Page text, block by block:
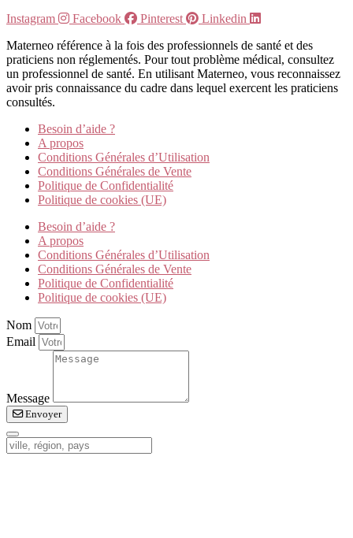
Instagram
Facebook Pinterest
Linkedin
Materneo référence à la fois des professionnels de santé et des
praticiens non réglementés. Pour tout problème médical, consultez
un professionnel de santé. En utilisant Materneo, vous reconnaissez
avoir pris connaissance du cadre dans lequel exercent les praticiens
consultés.
Besoin d’aide ?
A propos
Conditions Générales d’Utilisation
Conditions Générales de Vente
Politique de Confidentialité
Politique de cookies (UE)
Besoin d’aide ?
A propos
Conditions Générales d’Utilisation
Conditions Générales de Vente
Politique de Confidentialité
Politique de cookies (UE)
Nom
Email
Message
Envoyer